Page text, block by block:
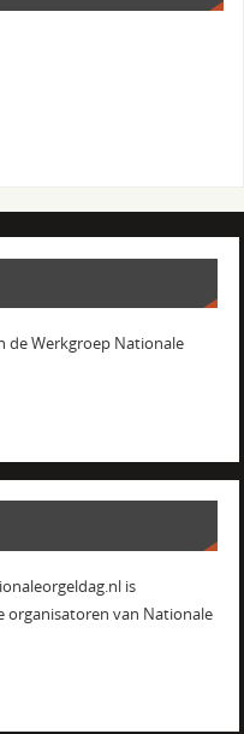
de Werkgroep Nationale
is
organisatoren van Nationale